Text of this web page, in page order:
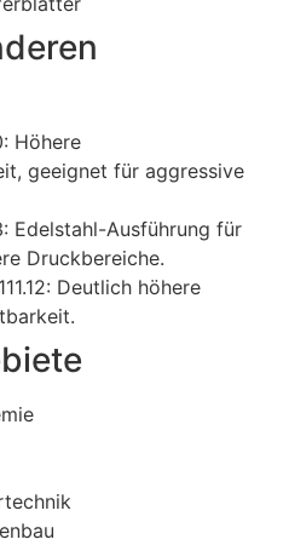
Höhere
geeignet für aggressive
Edelstahl-Ausführung für
Druckbereiche.
Deutlich höhere